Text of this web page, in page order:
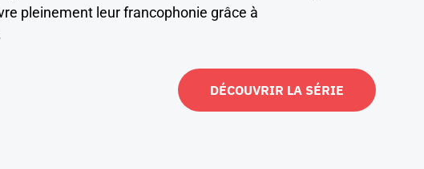
pleinement leur francophonie grâce à
DÉCOUVRIR LA SÉRIE